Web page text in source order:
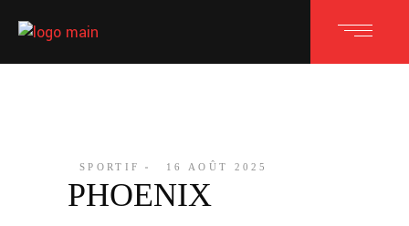
SPORTIF 16 AOÛT 2025
PHOENIX